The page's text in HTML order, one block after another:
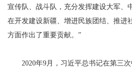
宣传队、战斗队，充分发挥建设大军、
在开发建设新疆、增进民族团结、推进
方面作出了重要贡献。”
2020年9月，习近平总书记在第三次